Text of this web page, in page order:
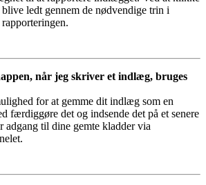
ledt gennem de nødvendige trin i
når jeg skriver et indlæg, bruges
for at gemme dit indlæg som en
færdiggøre det og indsende det på et senere
adgang til dine gemte kladder via